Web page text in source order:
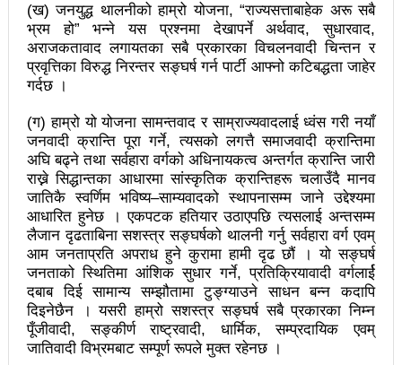
लोकतान्त्रिक सहिद सन्तति वृत्ति कोष स्थापनाः सहिदका
बालबालिकाको शिक्षामा खर्च हुने
महिनावारी स्वच्छताका लागि ३९२ साइकल यात्रीको
सचेतनामूलक र्‍याली
नवलपरासी काठमाडौँ सम्पर्क समन्वय समितिको अध्यक्षमा
विश्वकर्मा
राजावादीको आन्दोलनः आगलागीमा पत्रकारको मृत्यु
कर्फ्यु लागे पनि तीनकुने क्षेत्र अझै अशान्तः सडकमा सेना
परिचालन
राजावादीको प्रदर्शन थप उग्रः केही स्थानमा कर्फ्यु आदेश
काठमाडौँमा माओवादीको नेतृत्वमा विशाल जनप्रदर्शन
(ख) जनयुद्ध थालनीको हाम्रो योजना, “राज्यसत्ताबाहेक अरू सबै
भ्रम हो” भन्ने यस प्रश्नमा देखापर्ने अर्थवाद, सुधारवाद,
अराजकतावाद लगायतका सबै प्रकारका विचलनवादी चिन्तन र
प्रवृत्तिका विरुद्ध निरन्तर सङ्घर्ष गर्न पार्टी आफ्नो कटिबद्धता जाहेर
गर्दछ ।
(ग) हाम्रो यो योजना सामन्तवाद र साम्राज्यवादलाई ध्वंस गरी नयाँ
जनवादी क्रान्ति पूरा गर्ने, त्यसको लगत्तै समाजवादी क्रान्तिमा
अघि बढ्ने तथा सर्वहारा वर्गको अधिनायकत्व अन्तर्गत क्रान्ति जारी
राख्ने सिद्धान्तका आधारमा सांस्कृतिक क्रान्तिहरू चलाउँदै मानव
जातिकै स्वर्णिम भविष्य–साम्यवादको स्थापनासम्म जाने उद्देश्यमा
आधारित हुनेछ । एकपटक हतियार उठाएपछि त्यसलाई अन्तसम्म
लैजान दृढताबिना सशस्त्र सङ्घर्षको थालनी गर्नु सर्वहारा वर्ग एवम्
आम जनताप्रति अपराध हुने कुरामा हामी दृढ छौं । यो सङ्घर्ष
जनताको स्थितिमा आंशिक सुधार गर्ने, प्रतिक्रियावादी वर्गलार्ई
दबाब दिई सामान्य सम्झौतामा टुङ्ग्याउने साधन बन्न कदापि
दिइनेछैन । यसरी हाम्रो सशस्त्र सङ्घर्ष सबै प्रकारका निम्न
पूँजीवादी, सङ्कीर्ण राष्ट्रवादी, धार्मिक, सम्प्रदायिक एवम्
जातिवादी विभ्रमबाट सम्पूर्ण रूपले मुक्त रहेनछ ।